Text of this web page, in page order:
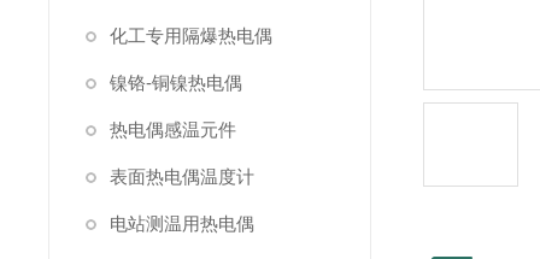
化工专用隔爆热电偶
镍铬-铜镍热电偶
热电偶感温元件
表面热电偶温度计
电站测温用热电偶